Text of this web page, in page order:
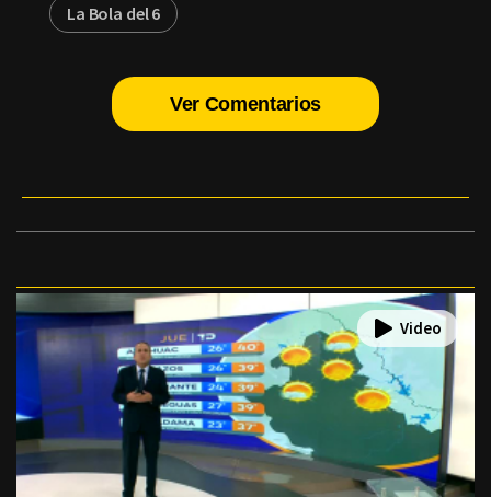
La Bola del 6
Ver Comentarios